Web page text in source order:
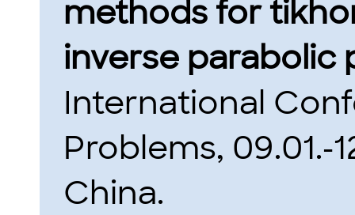
methods for
inverse parabolic
International
Problems, 09.01.-
China.